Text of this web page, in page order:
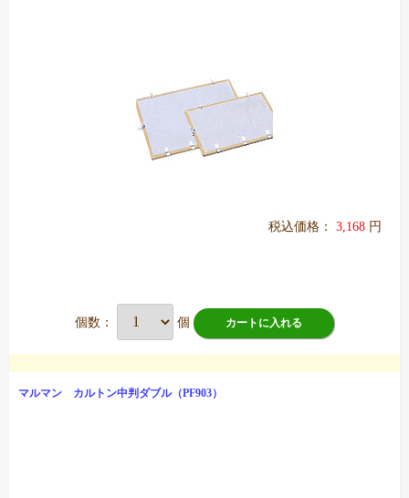
税込価格： 3,168 円
個数： 個 カートに入れる
マルマン カルトン中判ダブル（PF903）